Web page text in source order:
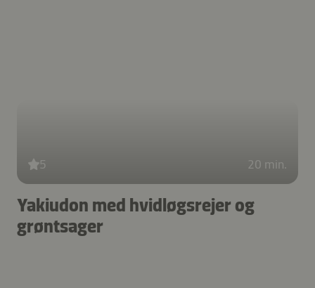
5 20 min.
Yakiudon med hvidløgsrejer og
grøntsager